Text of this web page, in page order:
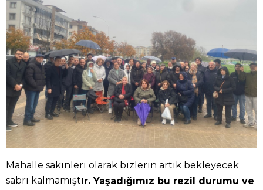
Mahalle sakinleri olarak bizlerin artık bekleyecek
sabrı kalmamıştır. Yaşadığımız bu rezil durumu ve